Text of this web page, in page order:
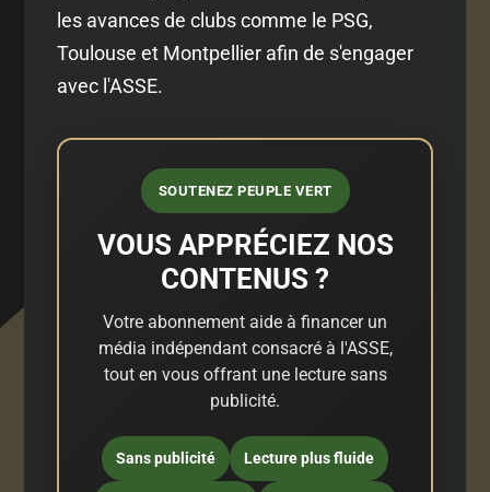
les avances de clubs comme le PSG,
Toulouse et Montpellier afin de s'engager
avec l'ASSE.
SOUTENEZ PEUPLE VERT
VOUS APPRÉCIEZ NOS
CONTENUS ?
Votre abonnement aide à financer un
média indépendant consacré à l'ASSE,
tout en vous offrant une lecture sans
publicité.
Sans publicité Lecture plus fluide